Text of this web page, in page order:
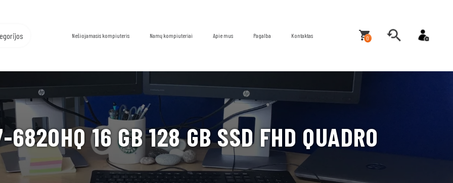
Nešiojamasis kompiuteris Namų kompiuteriai Apie mus Pagalba Kontaktas 0
16 GB 128 GB SSD FHD QUADRO